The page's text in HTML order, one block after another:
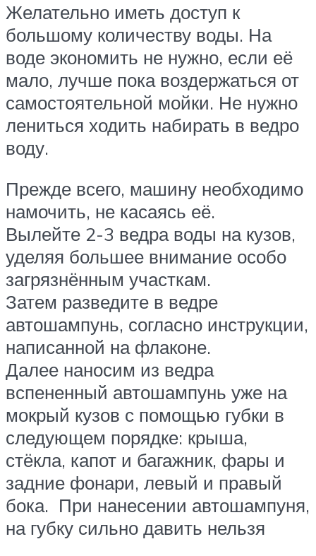
Желательно иметь доступ к
большому количеству воды. На
воде экономить не нужно, если её
мало, лучше пока воздержаться от
самостоятельной мойки. Не нужно
лениться ходить набирать в ведро
воду.
Прежде всего, машину необходимо
намочить, не касаясь её.
Вылейте 2-3 ведра воды на кузов,
уделяя большее внимание особо
загрязнённым участкам.
Затем разведите в ведре
автошампунь, согласно инструкции,
написанной на флаконе.
Далее наносим из ведра
вспененный автошампунь уже на
мокрый кузов с помощью губки в
следующем порядке: крыша,
стёкла, капот и багажник, фары и
задние фонари, левый и правый
бока. При нанесении автошампуня,
на губку сильно давить нельзя